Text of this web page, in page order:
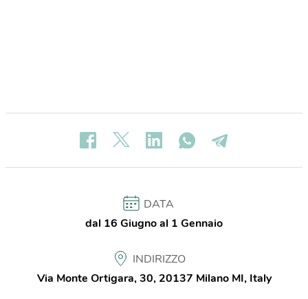
DATA
dal 16 Giugno al 1 Gennaio
INDIRIZZO
Via Monte Ortigara, 30, 20137 Milano MI, Italy